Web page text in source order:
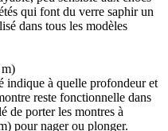
qui font du verre saphir un
dans tous les modèles
m)
indique à quelle profondeur et
reste fonctionnelle dans
de porter les montres à
pour nager ou plonger.